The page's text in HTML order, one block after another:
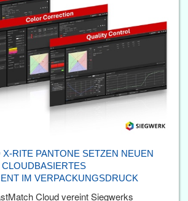
RITE PANTONE SETZEN NEUEN
F
IM VERPACKUNGSDRUCK
Cloud vereint Siegwerks